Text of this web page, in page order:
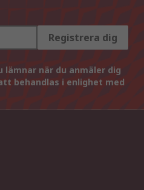
Registrera dig
lämnar när du anmäler dig
behandlas i enlighet med